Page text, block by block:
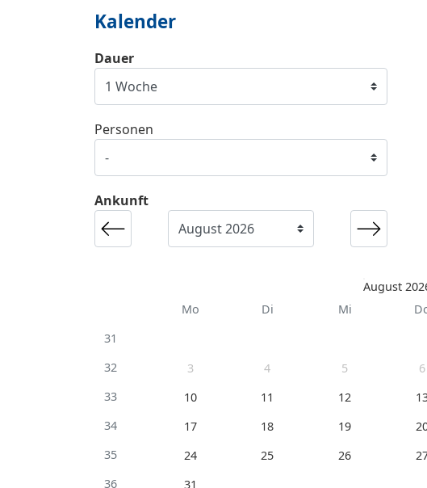
Kalender
Ankunft
August
Mo
Di Mi
31
32
3 4 5 6
33
10 11 12
34
17 18 19
35
24 25 26
36
31
Dauer
Personen